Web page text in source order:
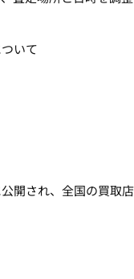
いて
開され、全国の買取